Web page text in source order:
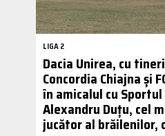
LIGA 2
Dacia Unirea, cu
Concordia Chiajna și
în amicalul cu Sportul
Alexandru Duțu, cel
jucător al brăilenilor,